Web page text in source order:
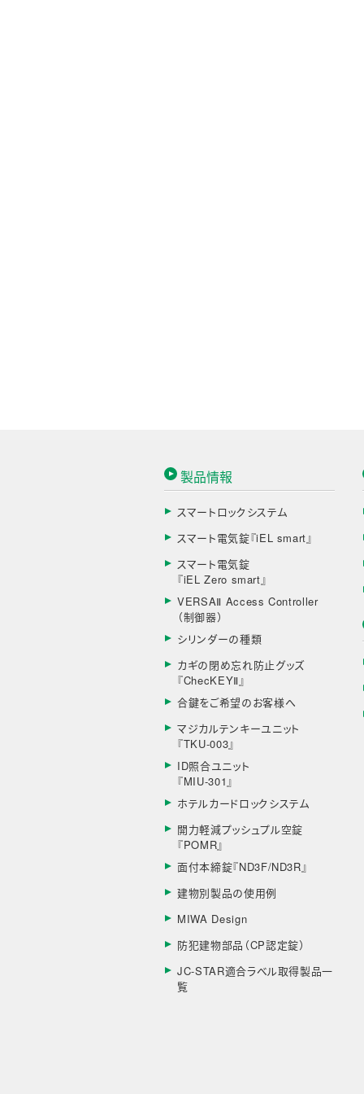
製品情報
スマートロックシステム
スマート電気錠『iEL smart』
スマート電気錠
『iEL Zero smart』
VERSAⅡ Access Controller
（制御器）
シリンダーの種類
カギの閉め忘れ防止グッズ
『ChecKEYⅡ』
合鍵をご希望のお客様へ
マジカルテンキーユニット
『TKU-003』
ID照合ユニット
『MIU-301』
ホテルカードロックシステム
開力軽減プッシュプル空錠
『POMR』
面付本締錠『ND3F/ND3R』
建物別製品の使用例
MIWA Design
防犯建物部品（CP認定錠）
JC-STAR適合ラベル取得製品一
覧